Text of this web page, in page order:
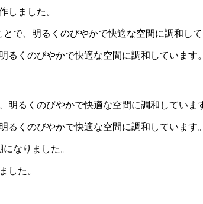
しました。
くのびやかで快適な空間に調和しています。
くのびやかで快適な空間に調和しています。
した。